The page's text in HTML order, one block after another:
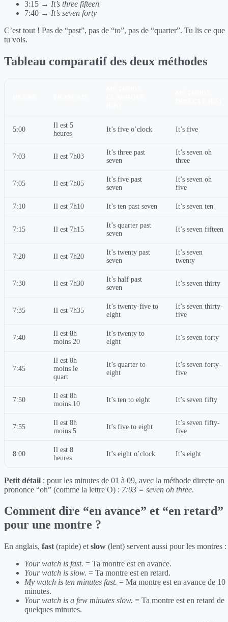
3:15 → It’s three fifteen
7:40 → It’s seven forty
C’est tout ! Pas de “past”, pas de “to”, pas de “quarter”. Tu lis ce que
tu vois.
Tableau comparatif des deux méthodes
5:00
Il est 5
heures
It’s five o’clock It’s five
7:03 Il est 7h03
It’s three past
seven
It’s seven oh
three
7:05 Il est 7h05
It’s five past
seven
It’s seven oh
five
7:10 Il est 7h10 It’s ten past seven It’s seven ten
7:15 Il est 7h15
It’s quarter past
seven
It’s seven fifteen
7:20 Il est 7h20
It’s twenty past
seven
It’s seven
twenty
7:30 Il est 7h30
It’s half past
seven
It’s seven thirty
7:35 Il est 7h35
It’s twenty-five to
eight
It’s seven thirty-
five
7:40
Il est 8h
moins 20
It’s twenty to
eight
It’s seven forty
7:45
Il est 8h
moins le
quart
It’s quarter to
eight
It’s seven forty-
five
7:50
Il est 8h
moins 10
It’s ten to eight It’s seven fifty
7:55
Il est 8h
moins 5
It’s five to eight
It’s seven fifty-
five
8:00
Il est 8
heures
It’s eight o’clock It’s eight
Petit détail : pour les minutes de 01 à 09, avec la méthode directe on
prononce “oh” (comme la lettre O) : 7:03 = seven oh three.
Comment dire “en avance” et “en retard”
pour une montre ?
En anglais, fast (rapide) et slow (lent) servent aussi pour les montres :
Your watch is fast. = Ta montre est en avance.
Your watch is slow. = Ta montre est en retard.
My watch is ten minutes fast. = Ma montre est en avance de 10
minutes.
Your watch is a few minutes slow. = Ta montre est en retard de
quelques minutes.